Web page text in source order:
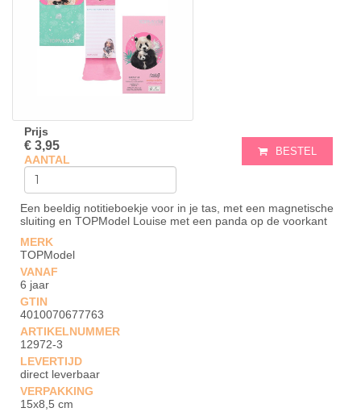
Prijs
€ 3,95
AANTAL
BESTEL
Een beeldig notitieboekje voor in je tas, met een magnetische
sluiting en TOPModel Louise met een panda op de voorkant
MERK
TOPModel
VANAF
6 jaar
GTIN
4010070677763
ARTIKELNUMMER
12972-3
LEVERTIJD
direct leverbaar
VERPAKKING
15x8,5 cm